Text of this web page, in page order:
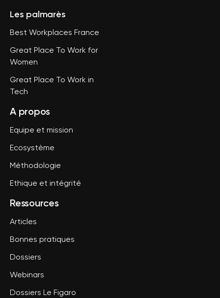
Les palmarès
Best Workplaces France
Great Place To Work for
Women
Great Place To Work in
Tech
A propos
Equipe et mission
Ecosystème
Méthodologie
Ethique et intégrité
Ressources
Articles
Bonnes pratiques
Dossiers
Webinars
Dossiers Le Figaro